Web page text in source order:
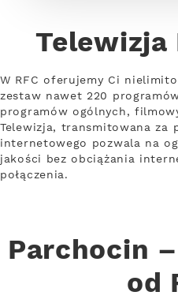
Telewizja
W RFC oferujemy Ci
zestaw nawet 220
programów ogólnych,
Telewizja, transmitowana za
internetowego pozwala na
jakości bez obciążania
połączenia.
Parchocin
od